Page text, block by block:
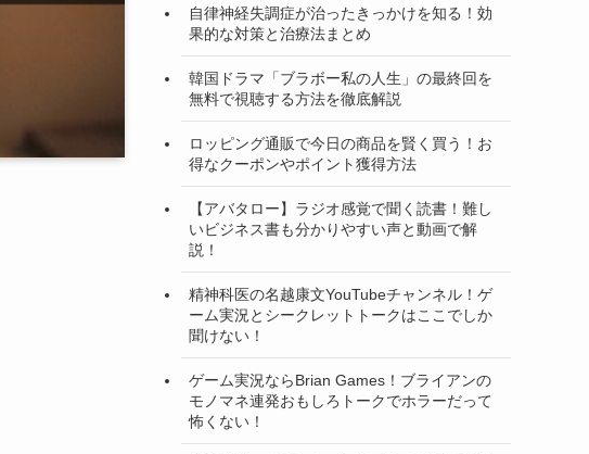
自律神経失調症が治ったきっかけを知る！効
果的な対策と治療法まとめ
韓国ドラマ「ブラボー私の人生」の最終回を
無料で視聴する方法を徹底解説
ロッピング通販で今日の商品を賢く買う！お
得なクーポンやポイント獲得方法
【アバタロー】ラジオ感覚で聞く読書！難し
いビジネス書も分かりやすい声と動画で解
説！
精神科医の名越康文YouTubeチャンネル！ゲ
ーム実況とシークレットトークはここでしか
聞けない！
ゲーム実況ならBrian Games！ブライアンの
モノマネ連発おもしろトークでホラーだって
怖くない！